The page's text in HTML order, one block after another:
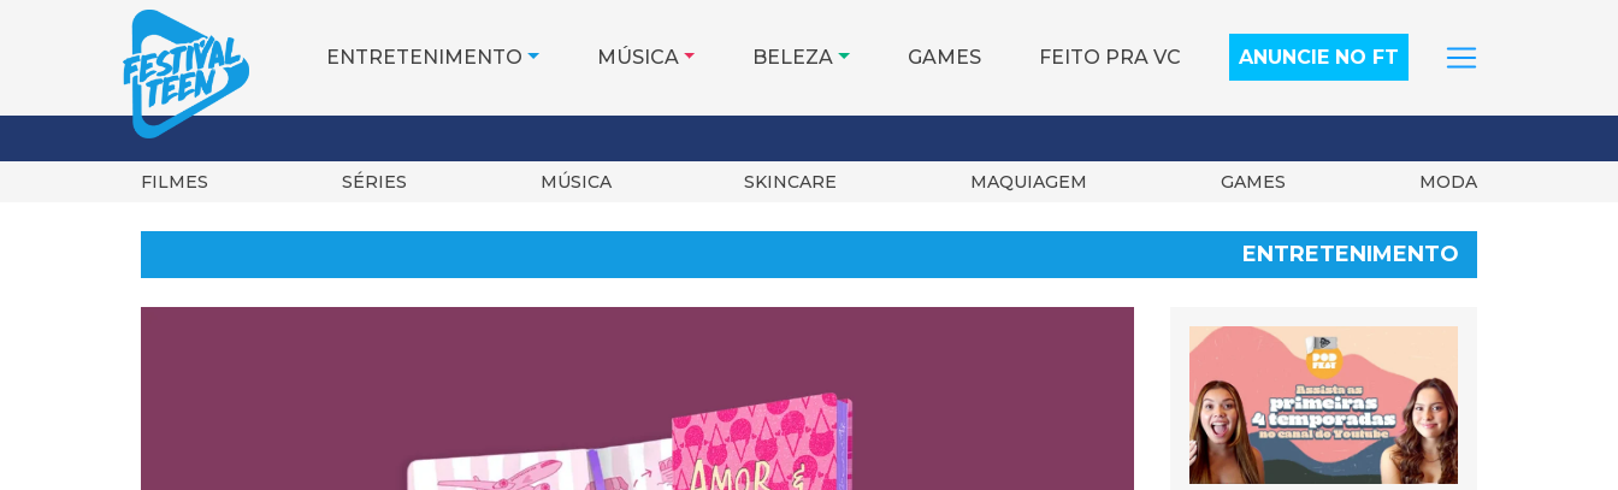
ENTRETENIMENTO MÚSICA BELEZA GAMES FEITO PRA VC ANUNCIE NO FT
FILMES SÉRIES MÚSICA SKINCARE MAQUIAGEM GAMES MODA
ENTRETENIMENTO